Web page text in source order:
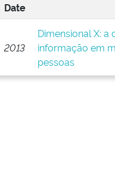
Date
2013
Dimensional X:
informação em
pessoas